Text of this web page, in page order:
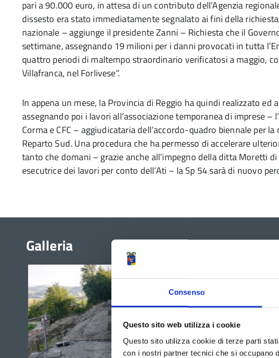
Consenso
Questo sito web utilizza i cookie
Questo sito utilizza cookie di terze parti
con i nostri partner tecnici che si occupano
pari a 90.000 euro, in attesa di un contributo dell’Agenzia
dissesto era stato immediatamente segnalato ai fini della
nazionale – aggiunge il presidente Zanni – Richiesta che il
settimane, assegnando 19 milioni per i danni provocati in tutta
quattro periodi di maltempo straordinario verificatosi a maggio,
Villafranca, nel Forlivese”.
In appena un mese, la Provincia di Reggio ha quindi realizzato ed
assegnando poi i lavori all’associazione temporanea di imprese –
Corma e CFC – aggiudicataria dell’accordo-quadro biennale per
Reparto Sud. Una procedura che ha permesso di accelerare
tanto che domani – grazie anche all’impegno della ditta Moretti di
esecutrice dei lavori per conto dell’Ati – la Sp 54 sarà di nuovo
Galleria